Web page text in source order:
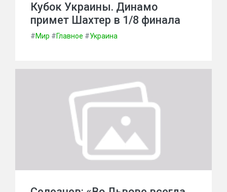
Кубок Украины. Динамо
примет Шахтер в 1/8 финала
#Мир #Главное #Украина